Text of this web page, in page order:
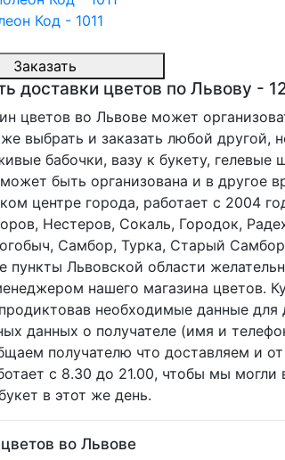
Код - 1011
Заказать
доставки цветов по Львову -
цветов во Львове может
выбрать и заказать любой другой,
бабочки, вазу к букету,
быть организована и в другое
центре города, работает с 2004
Нестеров, Сокаль, Городок,
Самбор, Турка, Старый
пункты Львовской области
нашего магазина цветов.
необходимые данные
данных о получателе (имя и
получателю что доставляем и
с 8.30 до 21.00, чтобы мы
в этот же день.
во Львове